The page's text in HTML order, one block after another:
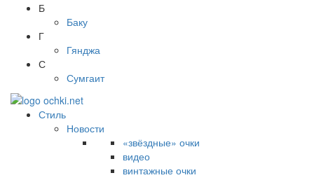
Б
Баку
Г
Гянджа
С
Сумгаит
Стиль
Новости
«звёздные» очки
видео
винтажные очки